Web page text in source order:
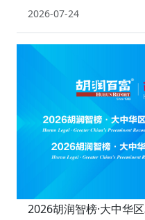
2026-07-24
2026胡润智榜·大中华